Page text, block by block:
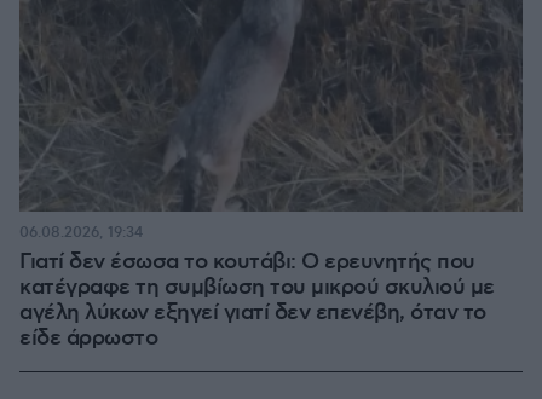
Γιατί δεν έσωσα το κουτάβι: Ο ερευνητής που
κατέγραφε τη συμβίωση του μικρού σκυλιού με
αγέλη λύκων εξηγεί γιατί δεν επενέβη, όταν το
είδε άρρωστο
06.08.2026, 19:34